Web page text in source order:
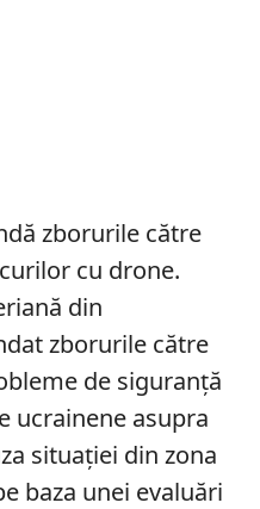
zborurile către
cu drone.
din
zborurile către
de siguranță
ucrainene asupra
situației din zona
baza unei evaluări